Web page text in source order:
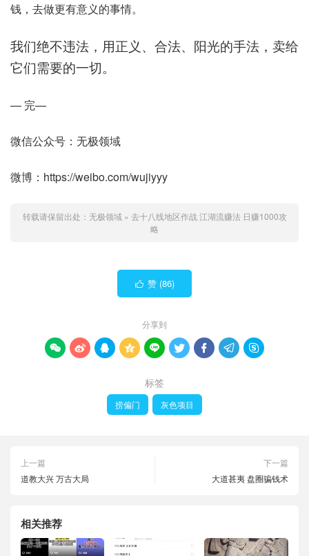
钱，去做更有意义的事情。
我们绝不违法，用正义、合法、阳光的手法，卖给
它们需要的一切。
— 完—
微信公众号：无极领域
微博：https://weibo.com/wujiyyy
转载请保留出处： 无极领域 » 去十八线地区作战 江湖流赚法 日赚1000攻
略
 赞 (86)
分享到
        
标签
捞偏门 灰色项目
上一篇
道教大兴 万古大局
下一篇
大道甚夷 盘圈骗钱术
相关推荐